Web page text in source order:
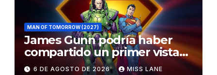
MAN OF TOMORROW (2027)
James Gunn podría haber
compartido un primer vistazo
al traje de Brainiac
6 DE AGOSTO DE 2026 MISS LANE